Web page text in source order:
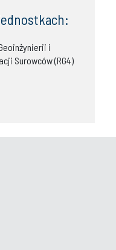
i
Surowców (RG4)